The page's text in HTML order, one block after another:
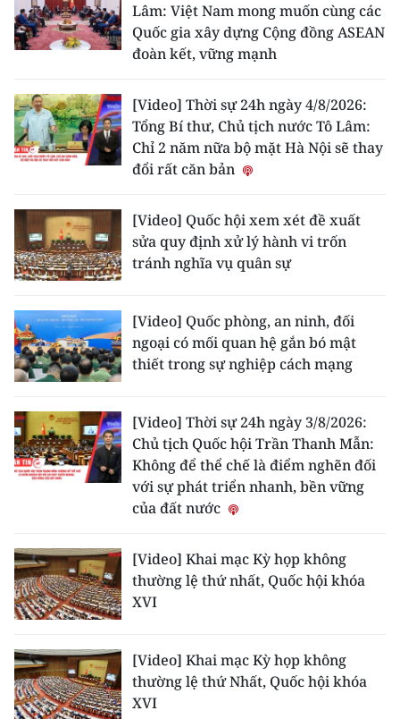
Lâm: Việt Nam mong muốn cùng các
Quốc gia xây dựng Cộng đồng ASEAN
đoàn kết, vững mạnh
[Video] Thời sự 24h ngày 4/8/2026:
Tổng Bí thư, Chủ tịch nước Tô Lâm:
Chỉ 2 năm nữa bộ mặt Hà Nội sẽ thay
đổi rất căn bản
[Video] Quốc hội xem xét đề xuất
sửa quy định xử lý hành vi trốn
tránh nghĩa vụ quân sự
[Video] Quốc phòng, an ninh, đối
ngoại có mối quan hệ gắn bó mật
thiết trong sự nghiệp cách mạng
[Video] Thời sự 24h ngày 3/8/2026:
Chủ tịch Quốc hội Trần Thanh Mẫn:
Không để thể chế là điểm nghẽn đối
với sự phát triển nhanh, bền vững
của đất nước
[Video] Khai mạc Kỳ họp không
thường lệ thứ nhất, Quốc hội khóa
XVI
[Video] Khai mạc Kỳ họp không
thường lệ thứ Nhất, Quốc hội khóa
XVI